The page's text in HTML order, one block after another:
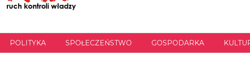
POLITYKA SPOŁECZEŃSTWO GOSPODARKA